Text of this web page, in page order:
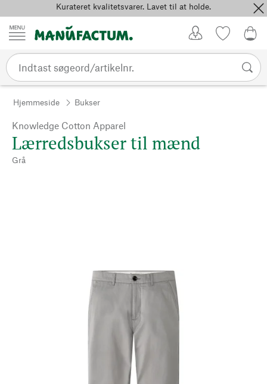
Spring til indholdKurateret kvalitetsvarer. Lavet til at holde.
Hjemmeside Bukser
Knowledge Cotton Apparel
Lærredsbukser til mænd
Grå